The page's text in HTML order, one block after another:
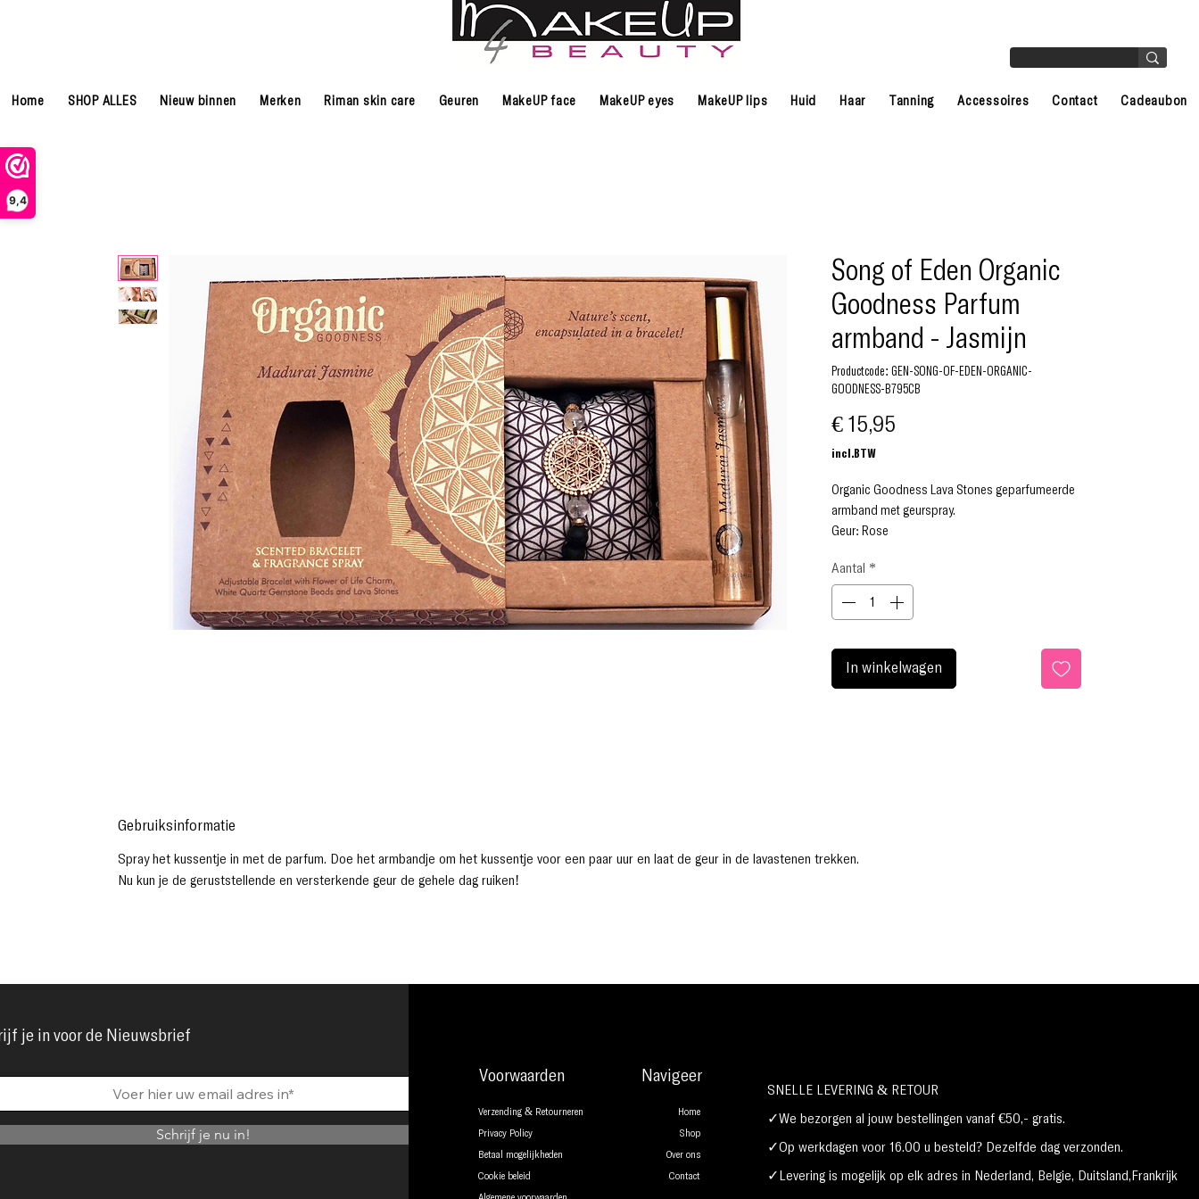
9,4
Home SHOP ALLES Nieuw binnen Merken Riman skin care Geuren MakeUP face MakeUP eyes MakeUP lips Huid Haar Tanning Accessoires Contact Cadeaubon
Song of Eden Organic
Goodness Parfum
armband - Jasmijn
Productcode: GEN-SONG-OF-EDEN-ORGANIC-
GOODNESS-B795CB
€ 15,95
incl.BTW
Organic Goodness Lava Stones geparfumeerde
armband met geurspray.
Geur: Rose
Flower of Life-bedeltje, zijden kussen,
edelsteenkralen en een sprayfles van 12 ml.
Aantal *
In winkelwagen
Gebruiksinformatie
Spray het kussentje in met de parfum. Doe het armbandje om het kussentje voor een paar uur en laat de geur in de lavastenen trekken.
Nu kun je de geruststellende en versterkende geur de gehele dag ruiken!
je in voor de Nieuwsbrief
Schrijf je nu in!
Voorwaarden
Verzending & Retourneren
Privacy Policy
Betaal mogelijkheden
Cookie beleid
Navigeer
Home
Shop
Over ons
Contact
SNELLE LEVERING & RETOUR
✓We bezorgen al jouw bestellingen vanaf €50,- gratis.
✓Op werkdagen voor 16.00 u besteld? Dezelfde dag verzonden.
✓Levering is mogelijk op elk adres in Nederland, België, Duitsland,Frankrijk